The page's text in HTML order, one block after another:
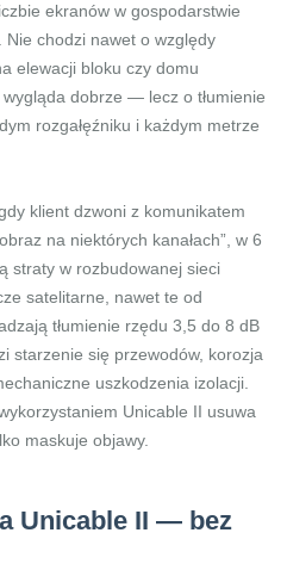
ekranów w gospodarstwie
chodzi nawet o względy
elewacji bloku czy domu
dobrze — lecz o tłumienie
rozgałęźniku i każdym metrze
klient dzwoni z komunikatem
na niektórych kanałach”, w 6
straty w rozbudowanej sieci
satelitarne, nawet te od
tłumienie rzędu 3,5 do 8 dB
starzenie się przewodów, korozja
uszkodzenia izolacji.
Unicable II usuwa
maskuje objawy.
Unicable II — bez